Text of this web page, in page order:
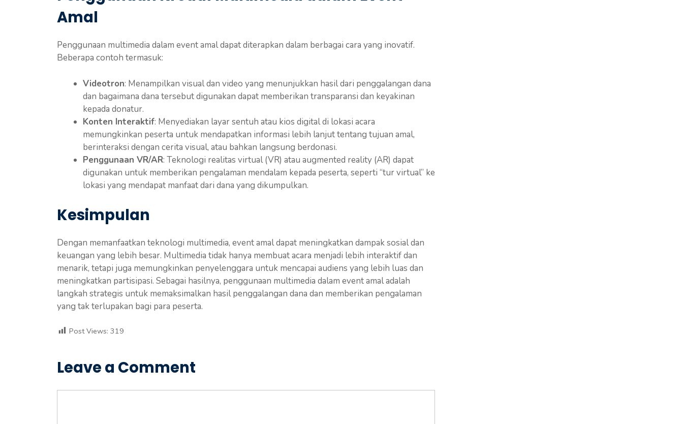
Amal
Penggunaan multimedia dalam event amal dapat diterapkan dalam berbagai cara yang inovatif.
Beberapa contoh termasuk:
Videotron: Menampilkan visual dan video yang menunjukkan hasil dari penggalangan dana
dan bagaimana dana tersebut digunakan dapat memberikan transparansi dan keyakinan
kepada donatur.
Konten Interaktif: Menyediakan layar sentuh atau kios digital di lokasi acara
memungkinkan peserta untuk mendapatkan informasi lebih lanjut tentang tujuan amal,
berinteraksi dengan cerita visual, atau bahkan langsung berdonasi.
Penggunaan VR/AR: Teknologi realitas virtual (VR) atau augmented reality (AR) dapat
digunakan untuk memberikan pengalaman mendalam kepada peserta, seperti “tur virtual” ke
lokasi yang mendapat manfaat dari dana yang dikumpulkan.
Kesimpulan
Dengan memanfaatkan teknologi multimedia, event amal dapat meningkatkan dampak sosial dan
keuangan yang lebih besar. Multimedia tidak hanya membuat acara menjadi lebih interaktif dan
menarik, tetapi juga memungkinkan penyelenggara untuk mencapai audiens yang lebih luas dan
meningkatkan partisipasi. Sebagai hasilnya, penggunaan multimedia dalam event amal adalah
langkah strategis untuk memaksimalkan hasil penggalangan dana dan memberikan pengalaman
yang tak terlupakan bagi para peserta.
Post Views: 319
Leave a Comment